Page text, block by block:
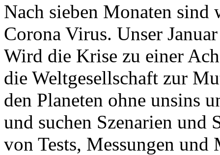
Nach sieben Monaten
Corona Virus. Unser
Wird die Krise zu einer
die Weltgesellschaft zur
den Planeten ohne unsins
und suchen Szenarien und
von Tests, Messungen und